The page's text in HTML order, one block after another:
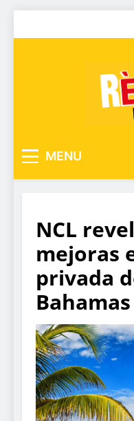
MENU
NCL
mejoras
privada
Bahamas